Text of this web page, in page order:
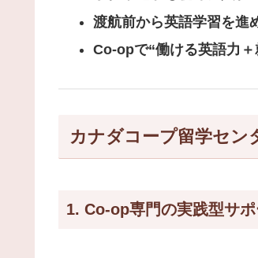
渡航前から英語学習を進
Co-opで“働ける英語力
カナダコープ留学セン
1. Co-op専門の実践型サポ